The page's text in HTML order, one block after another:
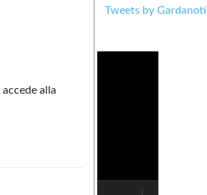
alla
Tweets by